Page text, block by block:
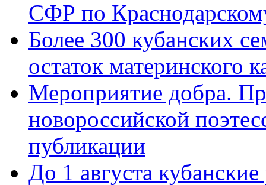
СФР по
Более 300 кубанских
остаток материнского
Мероприятие добра.
новороссийской
публикации
До 1 августа